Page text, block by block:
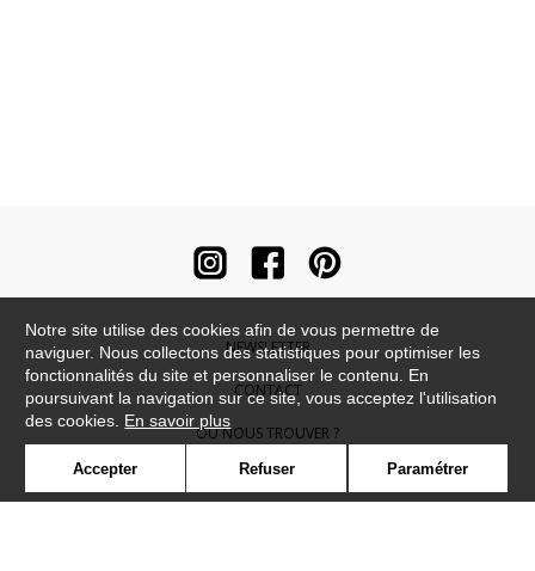
NEWSLETTER
CONTACT
OÙ NOUS TROUVER ?
CONTRACT
Notre site utilise des cookies afin de vous permettre de
naviguer. Nous collectons des statistiques pour optimiser les
fonctionnalités du site et personnaliser le contenu. En
poursuivant la navigation sur ce site, vous acceptez l'utilisation
des cookies. En savoir plus
Accepter Refuser Paramétrer